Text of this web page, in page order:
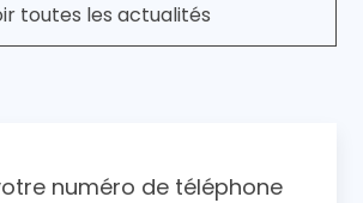
toutes les actualités
numéro de téléphone